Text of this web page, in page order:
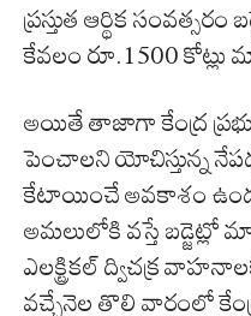
ప్రస్తుత ఆర్థిక
కేవలం రూ.1500
అయితే తాజాగా కేంద్ర
పెంచాలని యోచిస్తున్న
కేటాయించే అవకాశం
అమలులోకి వస్తే బడ్జెట్లో
ఎలక్ట్రికల్ ద్విచక్ర
వచ్చేనెల తొలి వారంలో